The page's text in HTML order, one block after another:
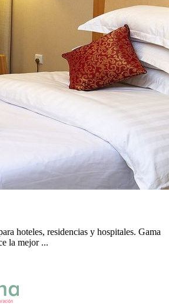
hoteles, residencias y hospitales. Gama
la mejor ...